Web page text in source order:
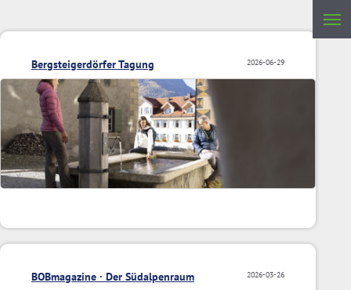
2026-06-29
Bergsteigerdörfer Tagung
2026-03-26
BOBmagazine · Der Südalpenraum